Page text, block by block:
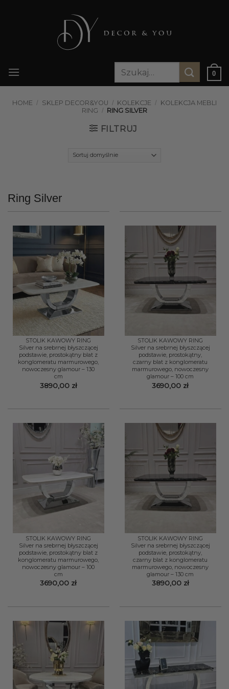
Szukaj:
0
HOME / SKLEP DECOR&YOU / KOLEKCJE / KOLEKCJA MEBLI
RING / RING SILVER
FILTRUJ
Ring Silver
STOLIK KAWOWY RING
Silver na srebrnej błyszczącej
podstawie, prostokątny blat z
konglomeratu marmurowego,
nowoczesny glamour – 130
cm
3890,00 zł
STOLIK KAWOWY RING
Silver na srebrnej błyszczącej
podstawie, prostokątny,
czarny blat z konglomeratu
marmurowego, nowoczesny
glamour – 100 cm
3690,00 zł
STOLIK KAWOWY RING
Silver na srebrnej błyszczącej
podstawie, prostokątny blat z
konglomeratu marmurowego,
nowoczesny glamour – 100
cm
3690,00 zł
STOLIK KAWOWY RING
Silver na srebrnej błyszczącej
podstawie, prostokątny,
czarny blat z konglomeratu
marmurowego, nowoczesny
glamour – 130 cm
3890,00 zł